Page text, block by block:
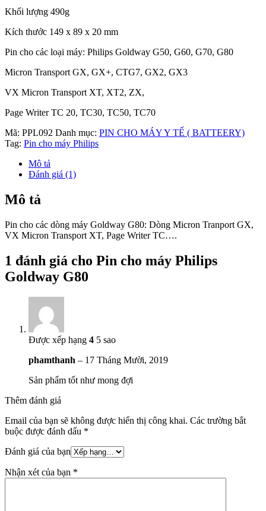
Khối lượng 490g
Kích thước 149 x 89 x 20 mm
Pin cho các loại máy: Philips Goldway G50, G60, G70, G80
Micron Transport GX, GX+, CTG7, GX2, GX3
VX Micron Transport XT, XT2, ZX,
Page Writer TC 20, TC30, TC50, TC70
Mã: PPL092 Danh mục: PIN CHO MÁY Y TẾ ( BATTEERY)
Tag: Pin cho máy Philips
Mô tả
Đánh giá (1)
Mô tả
Pin cho các dòng máy Goldway G80: Dòng Micron Tranport GX,
VX Micron Transport XT, Page Writer TC….
1 đánh giá cho Pin cho máy Philips
Goldway G80
Được xếp hạng 4 5 sao
phamthanh – 17 Tháng Mười, 2019
Sản phẩm tốt như mong đợi
Thêm đánh giá
Email của bạn sẽ không được hiển thị công khai. Các trường bắt
buộc được đánh dấu *
Đánh giá của bạn
Nhận xét của bạn *